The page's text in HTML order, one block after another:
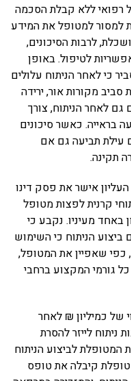
רפואי ללא קבלת הסכמה
למסור למטופל את המידע
לרבות הסיכונים,
לטיפול. באופן
כי לאחר הניתוח עלולים
סביב מקורות אור, ירידה
גם לאחר הניתוח, צורך
בראייה. כאשר סיכונים
עילת תביעה גם אם
תקינה.
בית המשפט העליון אישר את פסק דינו
קרנית לפצות מטופל
עיוורון באחד מעיניו. נקבע כי
הניתוח כי השימוש
כפי שאפיין את המטופל,
כל גורמי המקצוע ברחבי
של כמיליון ₪ לאחר
לייזר להסרת
לביצוע הניתוח
קיבלה את טופס